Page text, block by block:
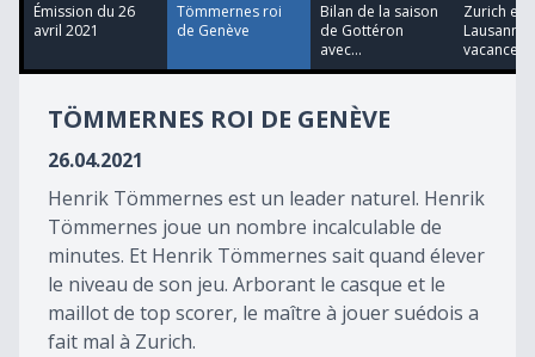
38
minutes,
seconds
Émission du 26
avril 2021
Tömmernes roi
de Genève
Bilan de la saison
de Gottéron
avec...
Zurich
Lausanne
vacances
TÖMMERNES ROI DE GENÈVE
26.04.2021
Henrik Tömmernes est un leader naturel. Henrik
Tömmernes joue un nombre incalculable de
minutes. Et Henrik Tömmernes sait quand élever
le niveau de son jeu. Arborant le casque et le
maillot de top scorer, le maître à jouer suédois a
fait mal à Zurich.